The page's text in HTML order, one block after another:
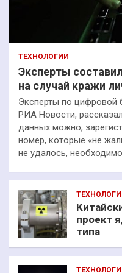
ТЕХНОЛОГИИ
Эксперты
на случай кражи
Эксперты по цифровой
РИА Новости,
данных можно,
номер, которые «не
не удалось,
проект
типа